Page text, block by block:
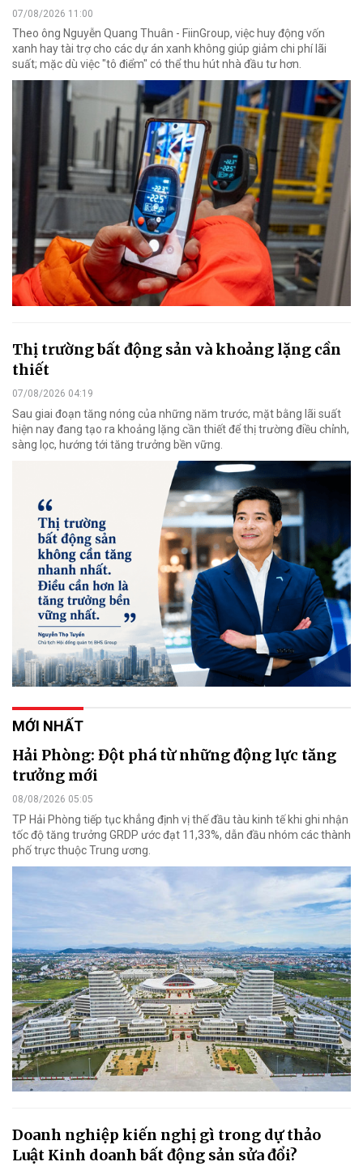
07/08/2026 11:00
Theo ông Nguyễn Quang Thuân - FiinGroup, việc huy động vốn
xanh hay tài trợ cho các dự án xanh không giúp giảm chi phí lãi
suất; mặc dù việc "tô điểm" có thể thu hút nhà đầu tư hơn.
Thị trường bất động sản và khoảng lặng cần
thiết
07/08/2026 04:19
Sau giai đoạn tăng nóng của những năm trước, mặt bằng lãi suất
hiện nay đang tạo ra khoảng lặng cần thiết để thị trường điều chỉnh,
sàng lọc, hướng tới tăng trưởng bền vững.
MỚI NHẤT
Hải Phòng: Đột phá từ những động lực tăng
trưởng mới
08/08/2026 05:05
TP Hải Phòng tiếp tục khẳng định vị thế đầu tàu kinh tế khi ghi nhận
tốc độ tăng trưởng GRDP ước đạt 11,33%, dẫn đầu nhóm các thành
phố trực thuộc Trung ương.
Doanh nghiệp kiến nghị gì trong dự thảo
Luật Kinh doanh bất động sản sửa đổi?